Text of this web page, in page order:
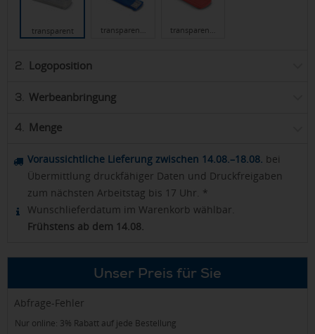
transparent transparen… transparen…
2. Logoposition
3. Werbeanbringung
4. Menge
Voraussichtliche Lieferung zwischen 14.08.–18.08. bei
Übermittlung druckfähiger Daten und Druckfreigaben
zum nächsten Arbeitstag bis 17 Uhr. *
Wunschlieferdatum im Warenkorb wählbar.
Frühstens ab dem 14.08.
Unser Preis für Sie
Abfrage-Fehler
Nur online: 3% Rabatt auf jede Bestellung